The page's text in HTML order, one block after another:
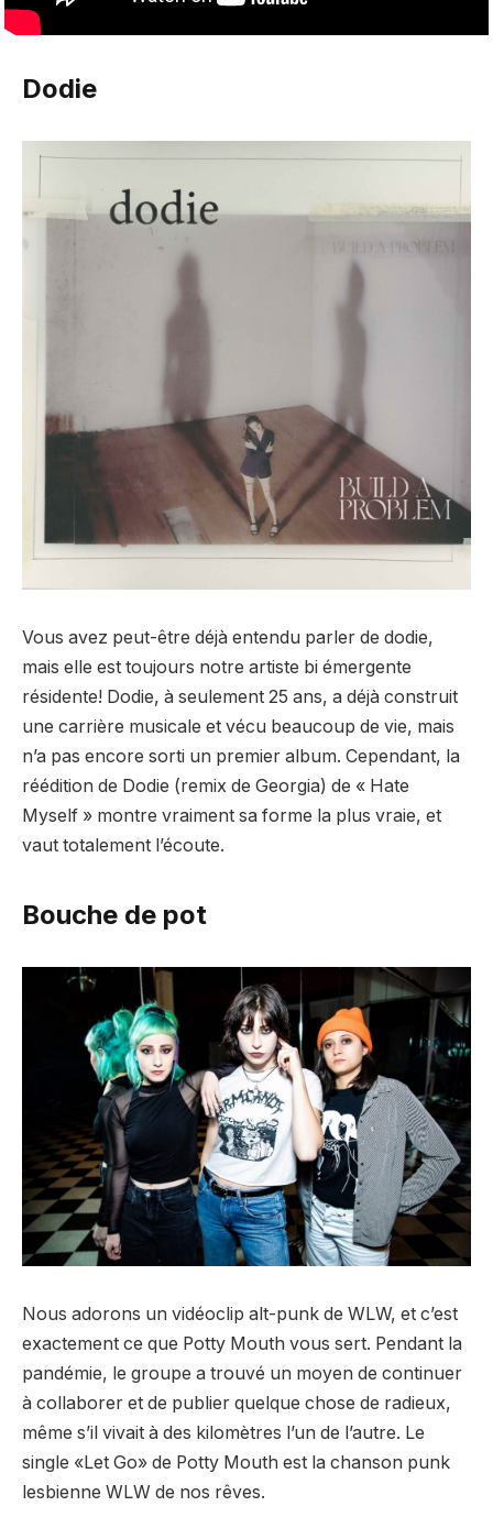
Dodie
Vous avez peut-être déjà entendu parler de dodie,
mais elle est toujours notre artiste bi émergente
résidente! Dodie, à seulement 25 ans, a déjà construit
une carrière musicale et vécu beaucoup de vie, mais
n’a pas encore sorti un premier album. Cependant, la
réédition de Dodie (remix de Georgia) de « Hate
Myself » montre vraiment sa forme la plus vraie, et
vaut totalement l’écoute.
Bouche de pot
Nous adorons un vidéoclip alt-punk de WLW, et c’est
exactement ce que Potty Mouth vous sert. Pendant la
pandémie, le groupe a trouvé un moyen de continuer
à collaborer et de publier quelque chose de radieux,
même s’il vivait à des kilomètres l’un de l’autre. Le
single «Let Go» de Potty Mouth est la chanson punk
lesbienne WLW de nos rêves.